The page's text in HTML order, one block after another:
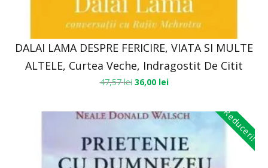
DALAI LAMA DESPRE FERICIRE, VIATA SI MULTE
ALTELE, Curtea Veche, Indragostit De Citit
47,57lei 36,00 lei
Reduceri!